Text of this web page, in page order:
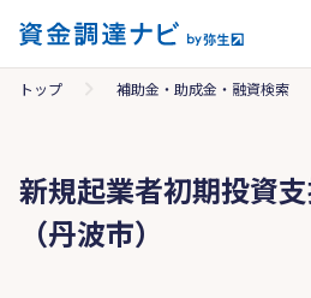
トップ 補助金・助成金・融資検索
新規起業者初期投資
（丹波市）